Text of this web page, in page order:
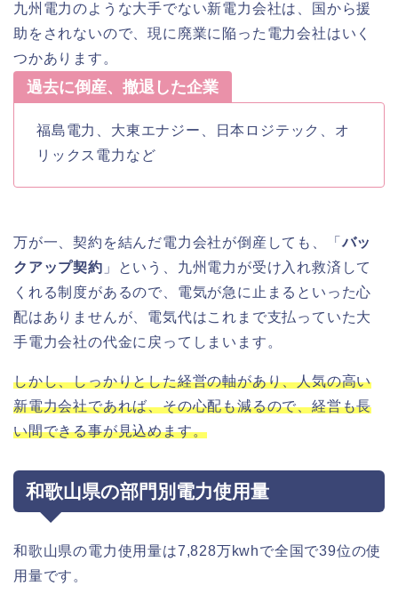
九州電力のような大手でない新電力会社は、国から援
助をされないので、現に廃業に陥った電力会社はいく
つかあります。
過去に倒産、撤退した企業
福島電力、大東エナジー、日本ロジテック、オ
リックス電力など
万が一、契約を結んだ電力会社が倒産しても、「バッ
クアップ契約 」という、九州電力が受け入れ救済して
くれる制度があるので、電気が急に止まるといった心
配はありませんが、電気代はこれまで支払っていた大
手電力会社の代金に戻ってしまいます。
しかし、しっかりとした経営の軸があり、人気の高い
新電力会社であれば、その心配も減るので、経営も長
い間できる事が見込めます。
和歌山県の部門別電力使用量
和歌山県の電力使用量は7,828万kwhで全国で39位の使
用量です。